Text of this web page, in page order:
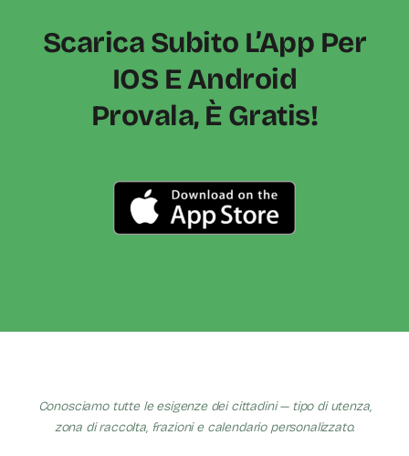
Scarica Subito L’App Per
IOS E Android
Provala, È Gratis!
Conosciamo tutte le esigenze dei cittadini — tipo di utenza,
zona di raccolta, frazioni e calendario personalizzato.